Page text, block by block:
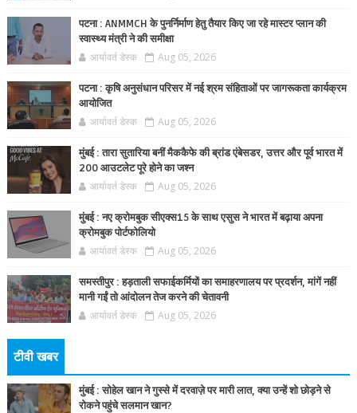
पटना : ANMMCH के पुनर्निर्माण हेतु तैयार किए जा रहे मास्टर प्लान की
स्वास्थ्य मंत्री ने की समीक्षा
आर्यावर्त डेस्क Aug 05, 2026
पटना : कृषि अनुसंधान परिसर में नई श्रम संहिताओं पर जागरूकता कार्यक्रम
आयोजित
आर्यावर्त डेस्क Aug 05, 2026
मुंबई : तारा सुतारिया बनीं मैककैफे की ब्रांड एंबेसडर, उत्तर और पूर्व भारत में
200 आउटलेट पूरे होने का जश्न
आर्यावर्त डेस्क Aug 05, 2026
मुंबई : नए क्रोमबुक सीएक्स15 के साथ एसुस ने भारत में बढ़ाया अपना
क्रोमबुक पोर्टफोलियो
आर्यावर्त डेस्क Aug 05, 2026
समस्तीपुर : हड़ताली सफाईकर्मियों का समाहरणालय पर प्रदर्शन, मांगें नहीं
मानी गईं तो आंदोलन तेज करने की चेतावनी
आर्यावर्त डेस्क Aug 05, 2026
टीवी खबर
मुंबई : सोहेल खान ने गुस्से में दरवाज़े पर मारी लात, क्या उन्हें शो छोड़ने से
रोकने पहुंचे सलमान खान?